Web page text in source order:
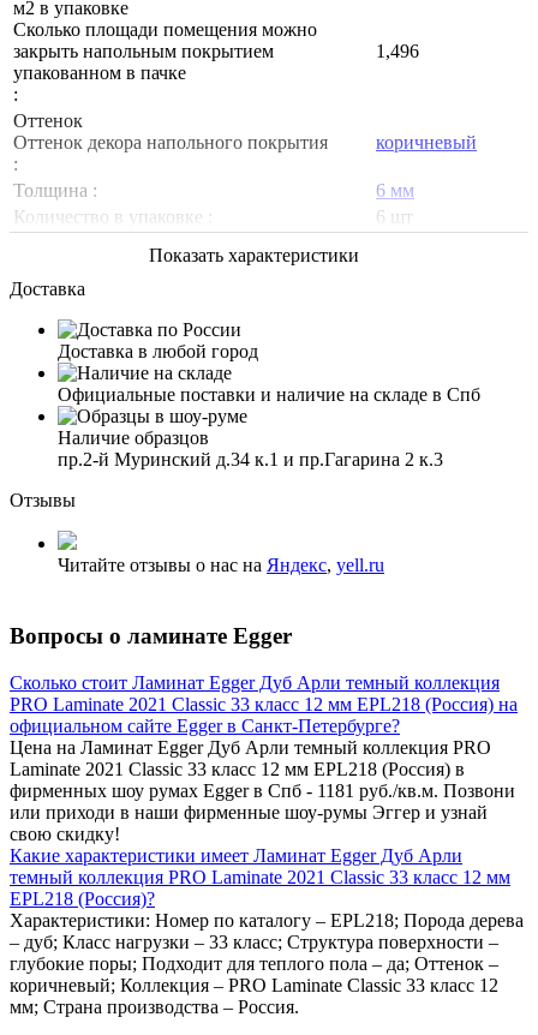
м2 в упаковке
Сколько площади помещения можно
закрыть напольным покрытием
упакованном в пачке
:
1,496
Оттенок
Оттенок декора напольного покрытия
:
коричневый
Толщина :
6 мм
Количество в упаковке :
6 шт
Показать характеристики
Доставка
Доставка в любой город
Официальные поставки и наличие на складе в Спб
Наличие образцов
пр.2-й Муринский д.34 к.1 и пр.Гагарина 2 к.3
Отзывы
Читайте отзывы о нас на Яндекс, yell.ru
Вопросы о ламинате Egger
Сколько стоит Ламинат Egger Дуб Арли темный коллекция
PRO Laminate 2021 Classic 33 класс 12 мм EPL218 (Россия) на
официальном сайте Egger в Санкт-Петербурге?
Цена на Ламинат Egger Дуб Арли темный коллекция PRO
Laminate 2021 Classic 33 класс 12 мм EPL218 (Россия) в
фирменных шоу румах Egger в Спб - 1181 руб./кв.м. Позвони
или приходи в наши фирменные шоу-румы Эггер и узнай
свою скидку!
Какие характеристики имеет Ламинат Egger Дуб Арли
темный коллекция PRO Laminate 2021 Classic 33 класс 12 мм
EPL218 (Россия)?
Характеристики: Номер по каталогу – EPL218; Порода дерева
– дуб; Класс нагрузки – 33 класс; Структура поверхности –
глубокие поры; Подходит для теплого пола – да; Оттенок –
коричневый; Коллекция – PRO Laminate Classic 33 класс 12
мм; Страна производства – Россия.